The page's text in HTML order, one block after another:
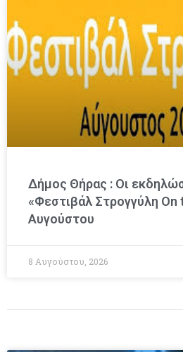
Δήμος Θήρας : Οι
«Φεστιβάλ Στρογγύλη On
Αυγούστου
8 Αυγούστου, 2026